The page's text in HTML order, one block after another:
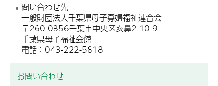
問い合わせ先
一般財団法人千葉県母子寡婦福祉連合会
〒260-0856千葉市中央区亥鼻2-10-9
千葉県母子福祉会館
電話：043-222-5818
お問い合わせ